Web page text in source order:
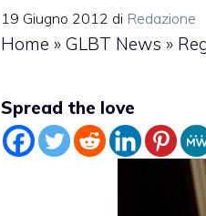
19 Giugno 2012 di Redazione
Home » GLBT News »
Spread the love